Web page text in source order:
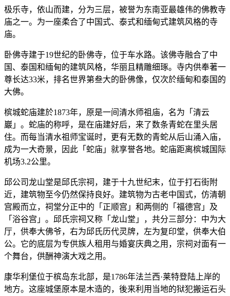
极乐寺，依山而建，分为三层，被誉为东南亚最雄伟的佛教寺
庙之一。为一座柔合了中国式、泰式和缅甸式建筑风格的寺
庙。
卧佛寺建于19世纪的卧佛寺，位于车水路。该佛寺融合了中
国、泰国和缅甸的建筑风格，华丽且精雕细琢。寺内供奉著一
尊长达33米，排名世界第叁大的卧佛像，仅次於缅甸和泰国的
大佛。
槟城蛇庙建於1873年，原是一间清水师祖庙，名为「清云
巖」。蛇庙的称呼，是在庙建好后，来了数条青蛇在里头居
住。而每当清水祖师宝诞时，更有无数的青蛇从后山涌入庙，
成为一大奇景，因此「蛇庙」就享誉各地。蛇庙距离槟城国际
机场3.2公里。
邱公司龙山堂是邱氏宗祠，建于十九世纪末，位于打石街附
近，建筑物至今仍然保持良好。建筑物为古老中国式，仿清朝
宫殿而立，祠堂分正中的「正顺宫」和两侧的「福德宫」及
「浴谷宫」。邱氏宗祠又称「龙山堂」，共分三部分：中为大
厅，供奉大佛爷，右为邱氏历代灵牌，左为复印堂，供奉大伯
公。它的底层为专供族人租用与婚宴庆典之用，宗祠对面有一
个舞台，供酬神演大戏之用。
康华利堡位于槟岛东北部，是1786年法兰西·莱特登陆上岸的
地方。这座城堡原本是木造的，後来利用当地的狱犯搬运石头